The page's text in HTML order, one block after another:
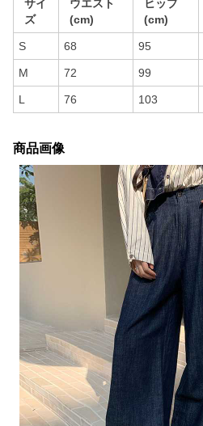
サイ
ズ
ウエスト
(cm)
ヒップ
(cm)
S 68 95
M 72 99
L 76 103
商品画像